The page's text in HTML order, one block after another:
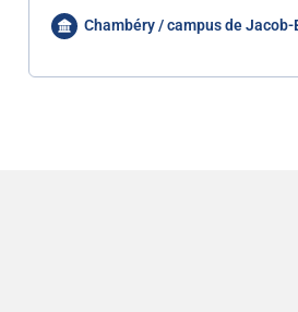
Chambéry / campus de